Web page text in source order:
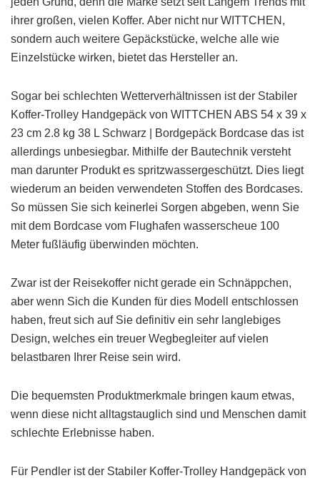
ihrer großen, vielen Koffer. Aber nicht nur WITTCHEN,
sondern auch weitere Gepäckstücke, welche alle wie
Einzelstücke wirken, bietet das Hersteller an.
Sogar bei schlechten Wetterverhältnissen ist der Stabiler
Koffer-Trolley Handgepäck von WITTCHEN ABS 54 x 39 x
23 cm 2.8 kg 38 L Schwarz | Bordgepäck Bordcase das ist
allerdings unbesiegbar. Mithilfe der Bautechnik versteht
man darunter Produkt es spritzwassergeschützt. Dies liegt
wiederum an beiden verwendeten Stoffen des Bordcases.
So müssen Sie sich keinerlei Sorgen abgeben, wenn Sie
mit dem Bordcase vom Flughafen wasserscheue 100
Meter fußläufig überwinden möchten.
Zwar ist der Reisekoffer nicht gerade ein Schnäppchen,
aber wenn Sich die Kunden für dies Modell entschlossen
haben, freut sich auf Sie definitiv ein sehr langlebiges
Design, welches ein treuer Wegbegleiter auf vielen
belastbaren Ihrer Reise sein wird.
Die bequemsten Produktmerkmale bringen kaum etwas,
wenn diese nicht alltagstauglich sind und Menschen damit
schlechte Erlebnisse haben.
Für Pendler ist der Stabiler Koffer-Trolley Handgepäck von